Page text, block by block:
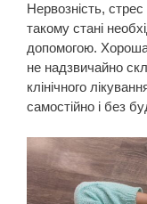
Нервозність,
такому стані
допомогою.
не надзвичайно
клінічного
самостійно і без